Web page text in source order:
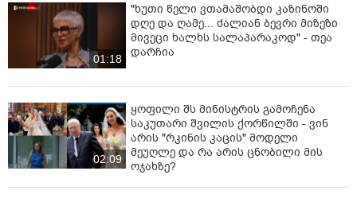
01:18
"ხუთი წელი ვთამაშობდი კაზინოში
დღე და ღამე... ძალიან ბევრი მიზეზი
მივეცი ხალხს სალაპარაკოდ" - თეა
დარჩია
02:09
ყოფილი შს მინისტრის გამოჩენა
საკუთარი შვილის ქორწილში - ვინ
არის "რკინის კაცის" მოდელი
მეუღლე და რა არის ცნობილი მის
ოჯახზე?